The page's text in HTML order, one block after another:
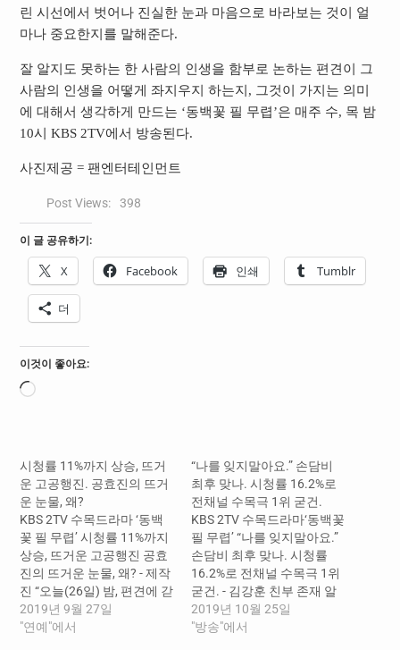
린 시선에서 벗어나 진실한 눈과 마음으로 바라보는 것이 얼
마나 중요한지를 말해준다.
잘 알지도 못하는 한 사람의 인생을 함부로 논하는 편견이 그
사람의 인생을 어떻게 좌지우지 하는지, 그것이 가지는 의미
에 대해서 생각하게 만드는 ‘동백꽃 필 무렵’은 매주 수, 목 밤
10시 KBS 2TV에서 방송된다.
사진제공 = 팬엔터테인먼트
Post Views: 398
이 글 공유하기:
X Facebook 인쇄 Tumblr
더
이것이 좋아요:
로
시청률 11%까지 상승, 뜨거
운 고공행진. 공효진의 뜨거
운 눈물, 왜?
KBS 2TV 수목드라마 ‘동백
꽃 필 무렵’ 시청률 11%까지
상승, 뜨거운 고공행진 공효
진의 뜨거운 눈물, 왜? - 제작
진 “오늘(26일) 밤, 편견에 갇
힌 공효진을 깨울 강하늘의
지지와 응원이 본격적으로
2019년 9월 27일
"연예"에서
“나를 잊지말아요.” 손담비
최후 맞나. 시청률 16.2%로
전채널 수목극 1위 굳건.
KBS 2TV 수목드라마‘동백꽃
필 무렵’ “나를 잊지말아요.”
손담비 최후 맞나. 시청률
16.2%로 전채널 수목극 1위
굳건. - 김강훈 친부 존재 알
게 된 고두심, “더는 내 자식
이랑 얽히지 마라.”공효진X
2019년 10월 25일
"방송"에서